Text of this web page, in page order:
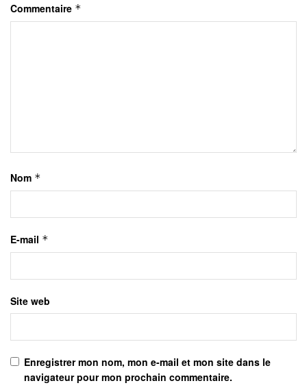
Commentaire *
Nom *
E-mail *
Site web
Enregistrer mon nom, mon e-mail et mon site dans le
navigateur pour mon prochain commentaire.